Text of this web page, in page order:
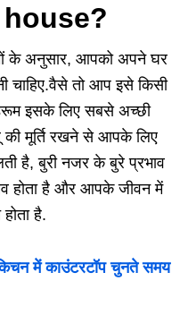
के अनुसार, आपको अपने घर
चाहिए.वैसे तो आप इसे किसी
इसके लिए सबसे अच्छी
की मूर्ति रखने से आपके लिए
है, बुरी नजर के बुरे प्रभाव
होता है और आपके जीवन में
है.
में काउंटरटॉप चुनते समय